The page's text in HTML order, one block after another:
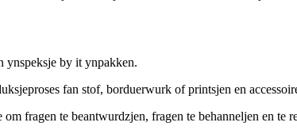
ynspeksje by it ynpakken.
fan stof, borduerwurk of printsjen en
fragen te beantwurdzjen, fragen te behanneljen en te